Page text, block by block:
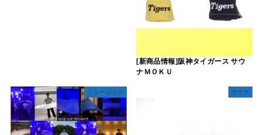
[新商品情報]阪神タイガース サウ
ナＭＯＫＵ
ミュージック サウナ